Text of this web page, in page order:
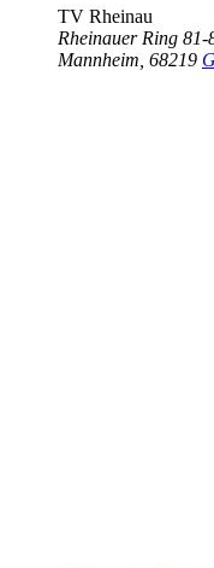
TV Rheinau
Rheinauer Ring 81-
Mannheim 68219